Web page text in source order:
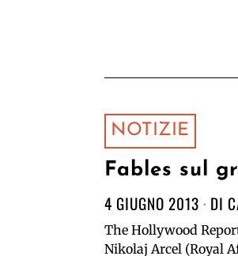
NOTIZIE
Fables sul
4 GIUGNO 2013 DI
The Hollywood
Nikolaj Arcel (Royal